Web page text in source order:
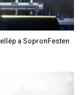
a SopronFesten